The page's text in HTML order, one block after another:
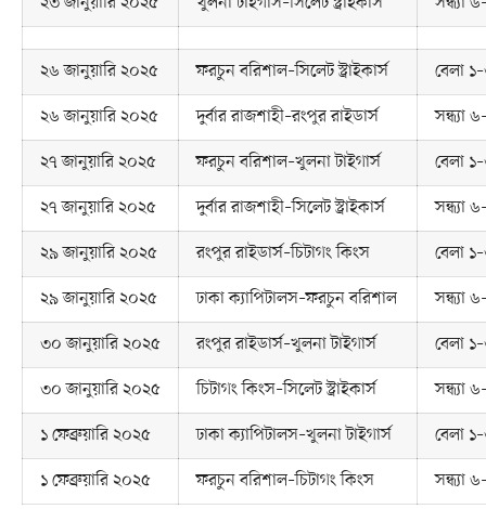
২৬ জানুয়ারি ২০২৫ ফরচুন বরিশাল–সিলেট স্ট্রাইকার্স
বেলা
২৬ জানুয়ারি ২০২৫
দুর্বার রাজশাহী–রংপুর রাইডার্স
সন্ধ্যা
২৭ জানুয়ারি ২০২৫
ফরচুন বরিশাল–খুলনা টাইগার্স
বেলা
২৭ জানুয়ারি ২০২৫
দুর্বার রাজশাহী–সিলেট স্ট্রাইকার্স
সন্ধ্যা
২৯ জানুয়ারি ২০২৫
রংপুর রাইডার্স–চিটাগং কিংস
বেলা
২৯ জানুয়ারি ২০২৫
ঢাকা ক্যাপিটালস–ফরচুন বরিশাল
সন্ধ্যা
৩০ জানুয়ারি ২০২৫
রংপুর রাইডার্স–খুলনা টাইগার্স
বেলা
৩০ জানুয়ারি ২০২৫
চিটাগং কিংস–সিলেট স্ট্রাইকার্স
সন্ধ্যা
১ ফেব্রুয়ারি ২০২৫
ঢাকা ক্যাপিটালস–খুলনা টাইগার্স
বেলা
১ ফেব্রুয়ারি ২০২৫
ফরচুন বরিশাল–চিটাগং কিংস সন্ধ্যা